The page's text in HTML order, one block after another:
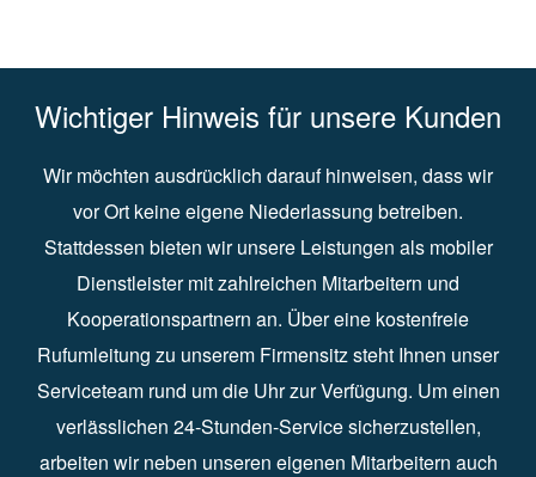
Wichtiger Hinweis für unsere Kunden
Wir möchten ausdrücklich darauf hinweisen, dass wir
vor Ort keine eigene Niederlassung betreiben.
Stattdessen bieten wir unsere Leistungen als mobiler
Dienstleister mit zahlreichen Mitarbeitern und
Kooperationspartnern an. Über eine kostenfreie
Rufumleitung zu unserem Firmensitz steht Ihnen unser
Serviceteam rund um die Uhr zur Verfügung. Um einen
verlässlichen 24-Stunden-Service sicherzustellen,
arbeiten wir neben unseren eigenen Mitarbeitern auch